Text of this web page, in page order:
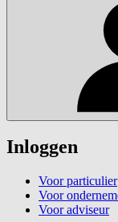
Inloggen
Voor particulier
Voor
Voor adviseur